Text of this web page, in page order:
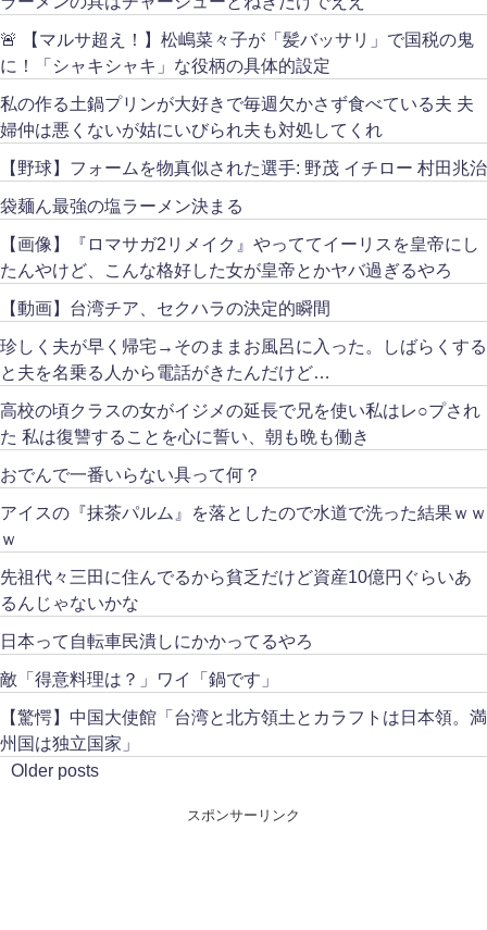
🚨 【マルサ超え！】松嶋菜々子が「髪バッサリ」で国税の鬼
に！「シャキシャキ」な役柄の具体的設定
私の作る土鍋プリンが大好きで毎週欠かさず食べている夫 夫
婦仲は悪くないが姑にいびられ夫も対処してくれ
【野球】フォームを物真似された選手: 野茂 イチロー 村田兆治
袋麺ん最強の塩ラーメン決まる
【画像】『ロマサガ2リメイク』やっててイーリスを皇帝にし
たんやけど、こんな格好した女が皇帝とかヤバ過ぎるやろ
【動画】台湾チア、セクハラの決定的瞬間
珍しく夫が早く帰宅→そのままお風呂に入った。しばらくする
と夫を名乗る人から電話がきたんだけど…
高校の頃クラスの女がイジメの延長で兄を使い私はレ○プされ
た 私は復讐することを心に誓い、朝も晩も働き
おでんで一番いらない具って何？
アイスの『抹茶パルム』を落としたので水道で洗った結果ｗｗ
ｗ
先祖代々三田に住んでるから貧乏だけど資産10億円ぐらいあ
るんじゃないかな
日本って自転車民潰しにかかってるやろ
敵「得意料理は？」ワイ「鍋です」
【驚愕】中国大使館「台湾と北方領土とカラフトは日本領。満
州国は独立国家」
Older posts
スポンサーリンク